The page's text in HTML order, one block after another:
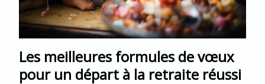
Les meilleures formules de vœux
pour un départ à la retraite réussi